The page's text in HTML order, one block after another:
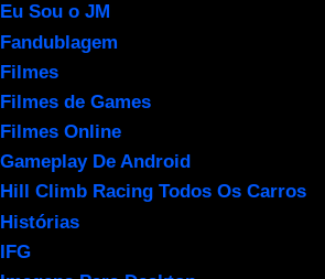
Eu Sou o JM
Fandublagem
Filmes
Filmes de Games
Filmes Online
Gameplay De Android
Hill Climb Racing Todos Os Carros
Histórias
IFG